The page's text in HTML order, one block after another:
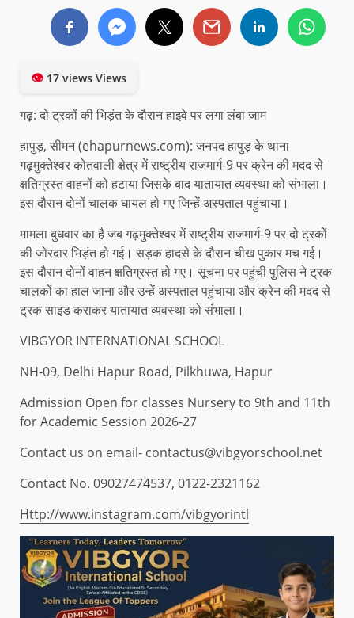
👁17 views Views
गढ़: दो ट्रकों की भिड़ंत के दौरान हाइवे पर लगा लंबा जाम
हापुड़, सीमन (ehapurnews.com): जनपद हापुड़ के थाना
गढ़मुक्तेश्वर कोतवाली क्षेत्र में राष्ट्रीय राजमार्ग-9 पर क्रेन की मदद से
क्षतिग्रस्त वाहनों को हटाया जिसके बाद यातायात व्यवस्था को संभाला।
इस दौरान दोनों चालक घायल हो गए जिन्हें अस्पताल पहुंचाया।
मामला बुधवार का है जब गढ़मुक्तेश्वर में राष्ट्रीय राजमार्ग-9 पर दो ट्रकों
की जोरदार भिड़ंत हो गई। सड़क हादसे के दौरान चीख पुकार मच गई।
इस दौरान दोनों वाहन क्षतिग्रस्त हो गए। सूचना पर पहुंची पुलिस ने ट्रक
चालकों का हाल जाना और उन्हें अस्पताल पहुंचाया और क्रेन की मदद से
ट्रक साइड कराकर यातायात व्यवस्था को संभाला।
VIBGYOR INTERNATIONAL SCHOOL
NH-09, Delhi Hapur Road, Pilkhuwa, Hapur
Admission Open for classes Nursery to 9th and 11th
for Academic Session 2026-27
Contact us on email- contactus@vibgyorschool.net
Contact No. 09027474537, 0122-2321162
Http://www.instagram.com/vibgyorintl